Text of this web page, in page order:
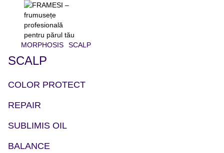
MORPHOSIS SCALP
SCALP
COLOR PROTECT
REPAIR
SUBLIMIS OIL
BALANCE